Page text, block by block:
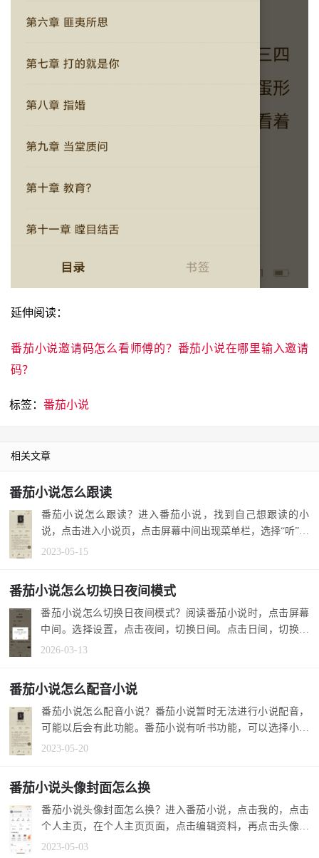
延伸阅读：
番茄小说邀请码怎么看师傅的？番茄小说在哪里输入邀请
码？
标签：番茄小说
相关文章
番茄小说怎么跟读
番茄小说怎么跟读？进入番茄小说，找到自己想跟读的小
说，点击进入小说页，点击屏幕中间出现菜单栏，选择“听”，
选择边听边读...
2023-05-15
番茄小说怎么切换日夜间模式
番茄小说怎么切换日夜间模式？阅读番茄小说时，点击屏幕
中间。选择设置，点击夜间，切换日间。点击日间，切换夜
间。 1.打开番...
2026-03-13
番茄小说怎么配音小说
番茄小说怎么配音小说？番茄小说暂时无法进行小说配音，
可能以后会有此功能。番茄小说有听书功能，可以选择小说
听书，还可以...
2023-05-20
番茄小说头像封面怎么换
番茄小说头像封面怎么换？进入番茄小说，点击我的，点击
个人主页，在个人主页页面，点击编辑资料，再点击头像，
可以选择相机...
2023-05-03